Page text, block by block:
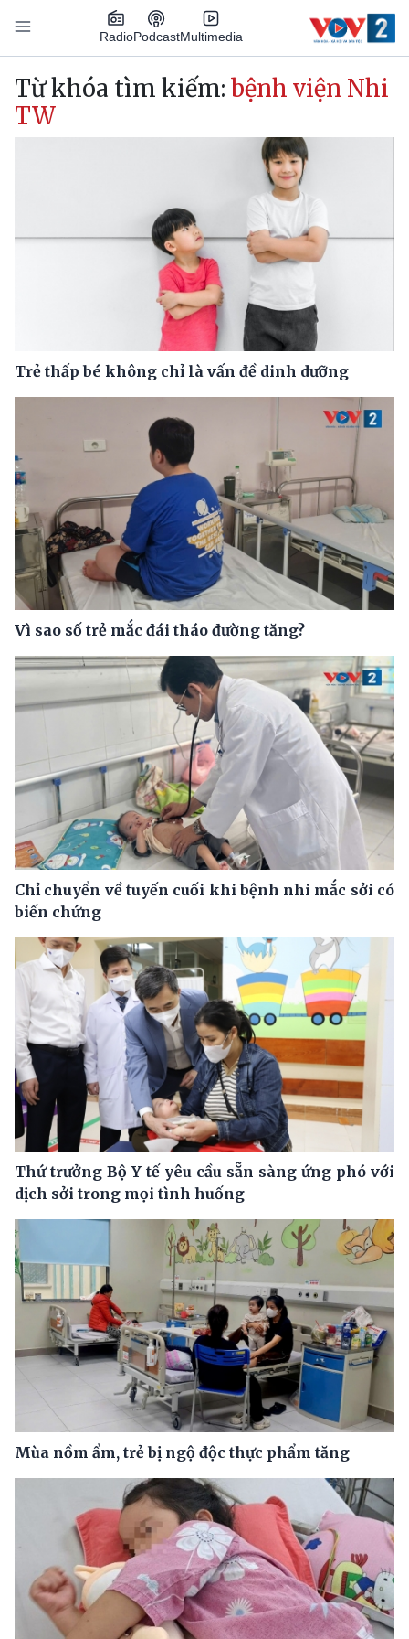
Nhảy đến nội dung
RadioPodcastMultimedia
Main navigation
Từ khóa tìm kiếm: bệnh viện Nhi
TW
Trẻ thấp bé không chỉ là vấn đề dinh dưỡng
Vì sao số trẻ mắc đái tháo đường tăng?
Chỉ chuyển về tuyến cuối khi bệnh nhi mắc sởi có
biến chứng
Thứ trưởng Bộ Y tế yêu cầu sẵn sàng ứng phó với
dịch sởi trong mọi tình huống
Mùa nồm ẩm, trẻ bị ngộ độc thực phẩm tăng